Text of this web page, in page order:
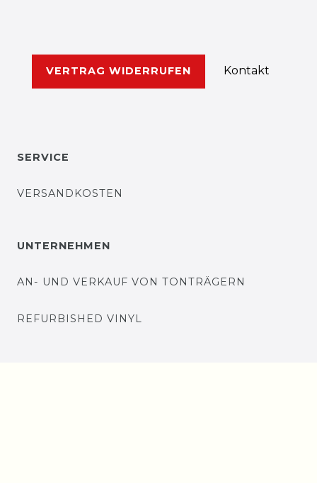
VERTRAG WIDERRUFEN Kontakt
SERVICE
VERSANDKOSTEN
UNTERNEHMEN
AN- UND VERKAUF VON TONTRÄGERN
REFURBISHED VINYL